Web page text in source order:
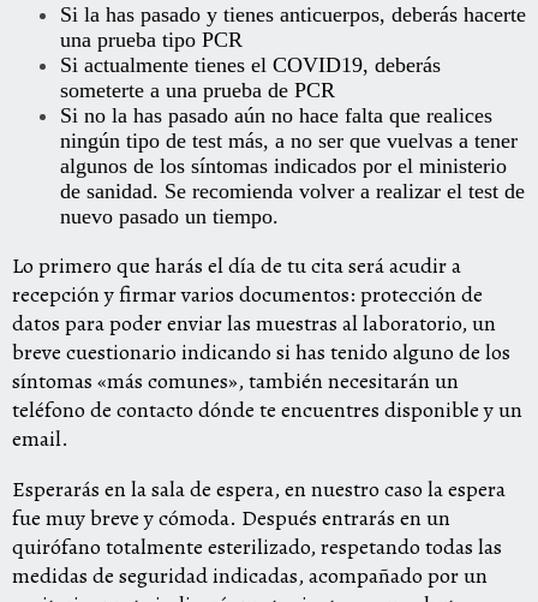
Si la has pasado y tienes anticuerpos, deberás hacerte
una prueba tipo PCR
Si actualmente tienes el COVID19, deberás
someterte a una prueba de PCR
Si no la has pasado aún no hace falta que realices
ningún tipo de test más, a no ser que vuelvas a tener
algunos de los síntomas indicados por el ministerio
de sanidad. Se recomienda volver a realizar el test de
nuevo pasado un tiempo.
Lo primero que harás el día de tu cita será acudir a
recepción y firmar varios documentos: protección de
datos para poder enviar las muestras al laboratorio, un
breve cuestionario indicando si has tenido alguno de los
síntomas «más comunes», también necesitarán un
teléfono de contacto dónde te encuentres disponible y un
email.
Esperarás en la sala de espera, en nuestro caso la espera
fue muy breve y cómoda. Después entrarás en un
quirófano totalmente esterilizado, respetando todas las
medidas de seguridad indicadas, acompañado por un